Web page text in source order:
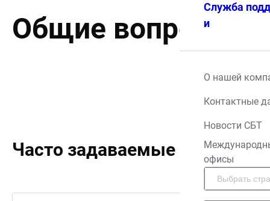
Служба
и
О нашей
Контактные
Новости СБТ
офисы
Общие вопросы
Часто задаваемые вопросы